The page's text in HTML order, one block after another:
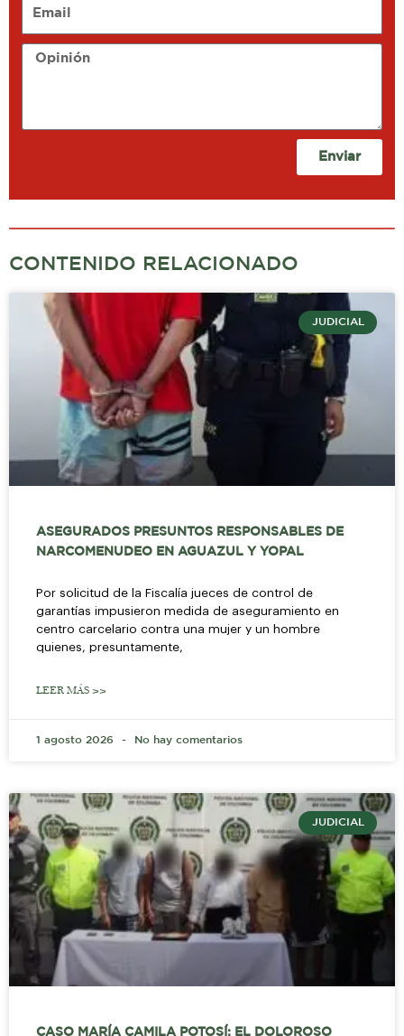
Opinión
Enviar
CONTENIDO RELACIONADO
JUDICIAL
ASEGURADOS PRESUNTOS RESPONSABLES DE
NARCOMENUDEO EN AGUAZUL Y YOPAL
Por solicitud de la Fiscalía jueces de control de
garantías impusieron medida de aseguramiento en
centro carcelario contra una mujer y un hombre
quienes, presuntamente,
LEER MÁS >>
1 agosto 2026 No hay comentarios
JUDICIAL
CASO MARÍA CAMILA POTOSÍ: EL DOLOROSO